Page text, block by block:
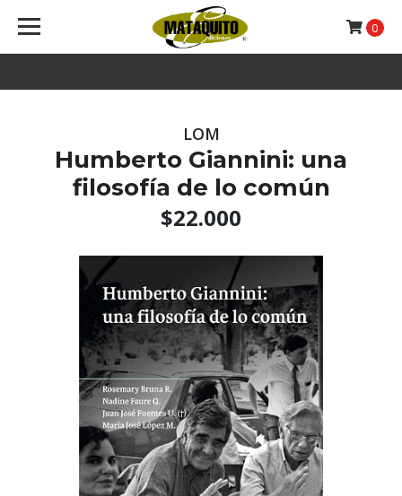
0
LOM
Humberto Giannini: una
filosofía de lo común
$22.000